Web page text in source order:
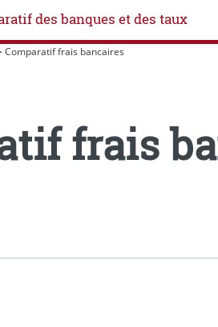
des banques et des taux
Comparatif frais bancaires
frais